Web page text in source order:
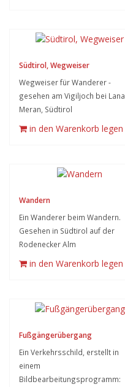
Südtirol, Wegweiser
Wegweiser für Wanderer -
gesehen am Vigiljoch bei Lana,
Meran, Südtirol
in den Warenkorb legen
Wandern
Ein Wanderer beim Wandern.
Gesehen in Südtirol auf der
Rodenecker Alm
in den Warenkorb legen
Fußgängerübergang
Ein Verkehrsschild, erstellt in
einem
Bildbearbeitungsprogramm: